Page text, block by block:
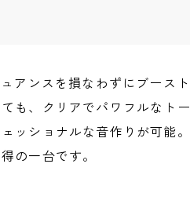
アンスを損なわずにブースト
も、クリアでパワフルなトー
ッショナルな音作りが可能。
の一台です。